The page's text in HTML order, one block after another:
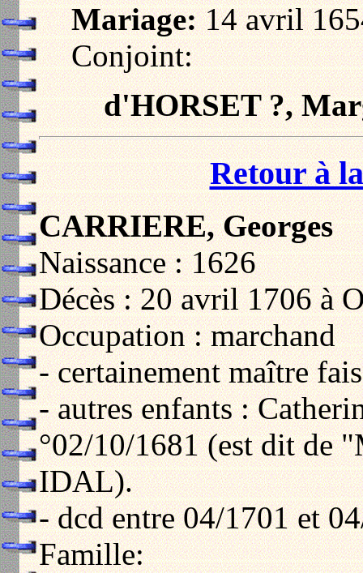
Mariage:14 avril
Conjoint:
d'HORSET ?,
Retour à
CARRIERE, Georges
Naissance : 1626
Décès : 20 avril 1706 à
Occupation : marchand
- certainement maître
- autres enfants :
°02/10/1681 (est dit de
IDAL).
- dcd entre 04/1701 et
Famille: